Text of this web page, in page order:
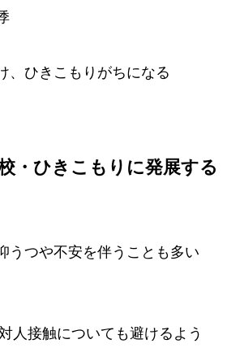
ひきこもりがちになる
・ひきこもりに発展する
うつや不安を伴うことも多い
人接触についても避けるよう